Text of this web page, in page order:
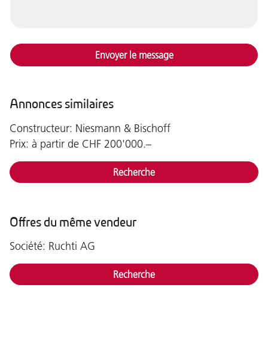
Envoyer le message
Annonces similaires
Constructeur: Niesmann & Bischoff
Prix: à partir de CHF 200'000.–
Recherche
Offres du même vendeur
Société: Ruchti AG
Recherche